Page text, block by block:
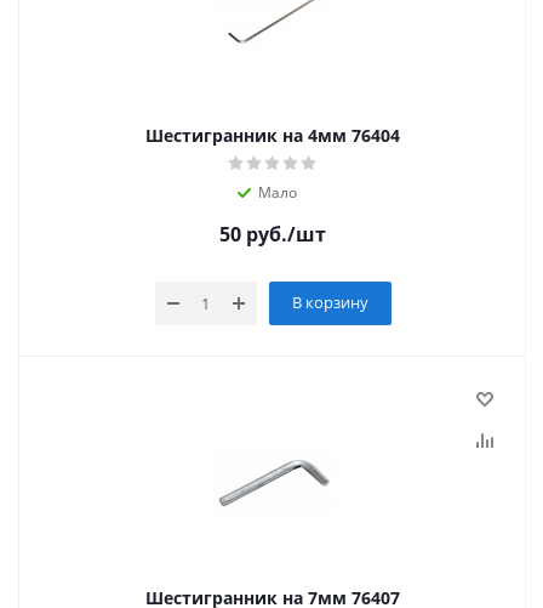
Шестигранник на 4мм 76404
Мало
50 руб./шт
В корзину
Шестигранник на 7мм 76407